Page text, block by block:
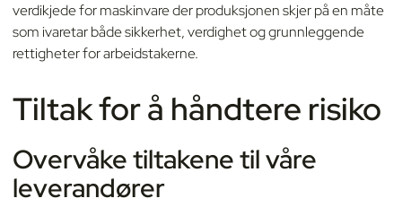
verdikjede for maskinvare der produksjonen skjer på en måte
som ivaretar både sikkerhet, verdighet og grunnleggende
rettigheter for arbeidstakerne.
Tiltak for å håndtere risiko
Overvåke tiltakene til våre
leverandører